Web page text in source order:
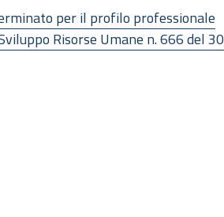
per il profilo professionale
Risorse Umane n. 666 del 30